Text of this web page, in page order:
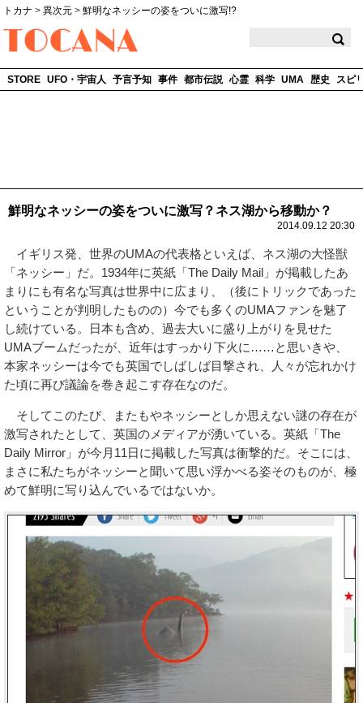
トカナ > 異次元 > 鮮明なネッシーの姿をついに激写!?
STORE UFO・宇宙人 予言予知 事件 都市伝説 心霊 科学 UMA 歴史 スピ
鮮明なネッシーの姿をついに激写？ネス湖から移動か？
2014.09.12 20:30
イギリス発、世界のUMAの代表格といえば、ネス湖の大怪獣
「ネッシー」だ。1934年に英紙「The Daily Mail」が掲載したあ
まりにも有名な写真は世界中に広まり、（後にトリックであった
ということが判明したものの）今でも多くのUMAファンを魅了
し続けている。日本も含め、過去大いに盛り上がりを見せた
UMAブームだったが、近年はすっかり下火に……と思いきや、
本家ネッシーは今でも英国でしばしば目撃され、人々が忘れかけ
た頃に再び議論を巻き起こす存在なのだ。
そしてこのたび、またもやネッシーとしか思えない謎の存在が
激写されたとして、英国のメディアが湧いている。英紙「The
Daily Mirror」が今月11日に掲載した写真は衝撃的だ。そこには、
まさに私たちがネッシーと聞いて思い浮かべる姿そのものが、極
めて鮮明に写り込んでいるではないか。